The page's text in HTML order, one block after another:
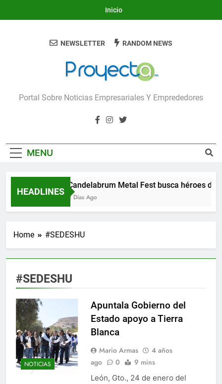
Inicio
Proyecta
Portal Sobre Noticias Empresariales Y Emprededores
NEWSLETTER RANDOM NEWS
MENU
HEADLINES
Candelabrum Metal Fest busca héroes de
2 Días Ago
Home #SEDESHU
#SEDESHU
NOTICIAS
Apuntala Gobierno del
Estado apoyo a Tierra
Blanca
Mario Armas
4 años
ago
0 9 mins
León, Gto., 24 de enero del